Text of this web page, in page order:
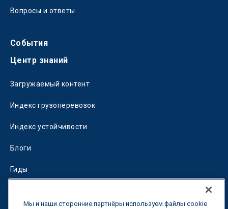
Вопросы и ответы
События
Центр знаний
Загружаемый контент
Индекс грузоперевозок
Индекс устойчивости
Блоги
Гиды
Мы и наши сторонние партнёры используем файлы cookie